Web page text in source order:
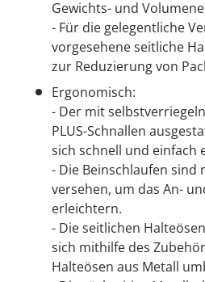
Gewichts- und
- Für die gelegentliche
vorgesehene seitliche
zur Reduzierung von
Ergonomisch:
- Der mit
PLUS-Schnallen
sich schnell und einfach
- Die Beinschlaufen sind
versehen, um das An-
erleichtern.
- Die seitlichen
sich mithilfe des
Halteösen aus Metall